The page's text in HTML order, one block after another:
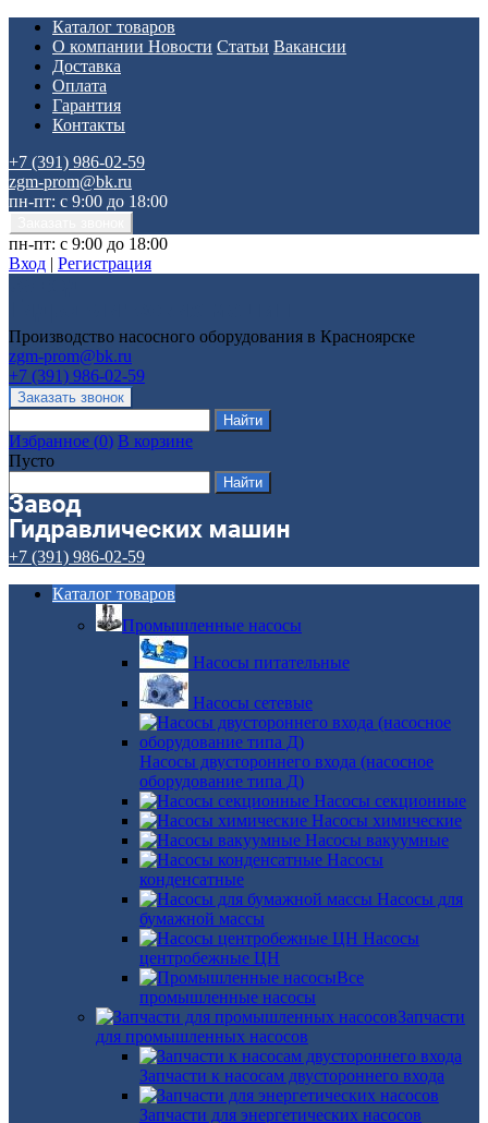
Каталог товаров
О компании Новости Статьи Вакансии
Доставка
Оплата
Гарантия
Контакты
+7 (391) 986-02-59
zgm-prom@bk.ru
пн-пт: с 9:00 до 18:00
пн-пт: с 9:00 до 18:00
Вход | Регистрация
Производство насосного оборудования в Красноярске
zgm-prom@bk.ru
+7 (391) 986-02-59
Избранное (0) В корзине
Пусто
+7 (391) 986-02-59
Каталог товаров
Промышленные насосы
Насосы питательные
Насосы сетевые
Насосы двустороннего входа (насосное
оборудование типа Д)
Насосы секционные
Насосы химические
Насосы вакуумные
Насосы
конденсатные
Насосы для
бумажной массы
Насосы
центробежные ЦН
Все
промышленные насосы
Запчасти
для промышленных насосов
Запчасти к насосам двустороннего входа
Запчасти для энергетических насосов